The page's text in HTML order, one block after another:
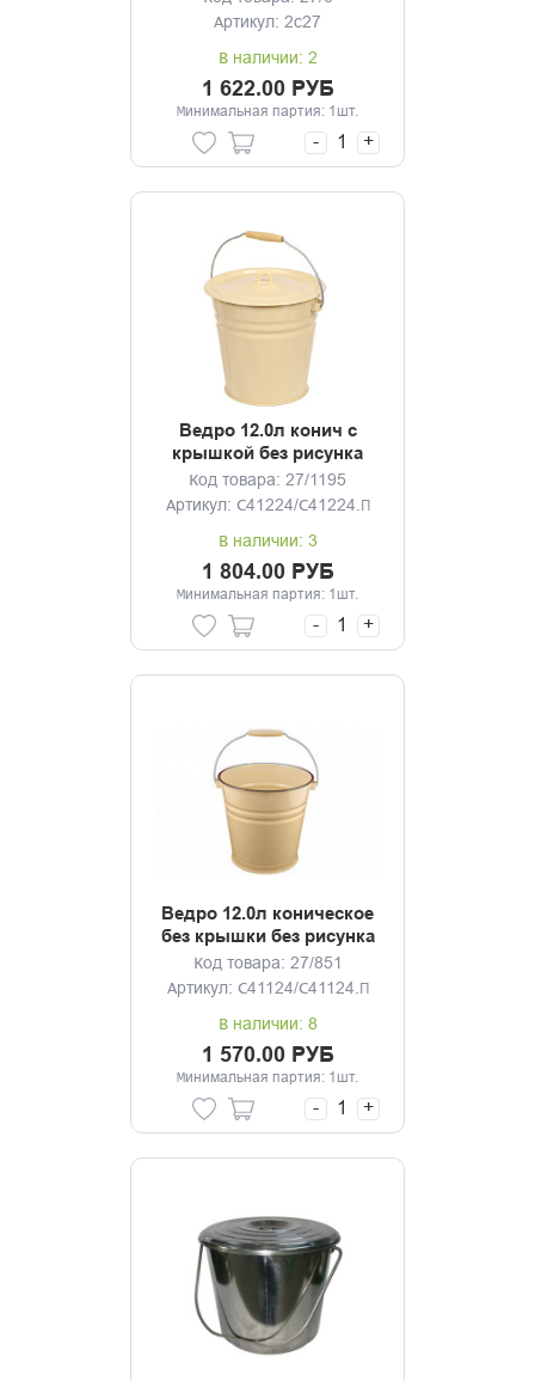
Артикул: 2с27
В наличии: 2
1 622.00 РУБ
Минимальная партия: 1шт.
- +
Ведро 12.0л конич с
крышкой без рисунка
Код товара: 27/1195
Артикул: С41224/С41224.П
В наличии: 3
1 804.00 РУБ
Минимальная партия: 1шт.
- +
Ведро 12.0л коническое
без крышки без рисунка
Код товара: 27/851
Артикул: С41124/С41124.П
В наличии: 8
1 570.00 РУБ
Минимальная партия: 1шт.
- +